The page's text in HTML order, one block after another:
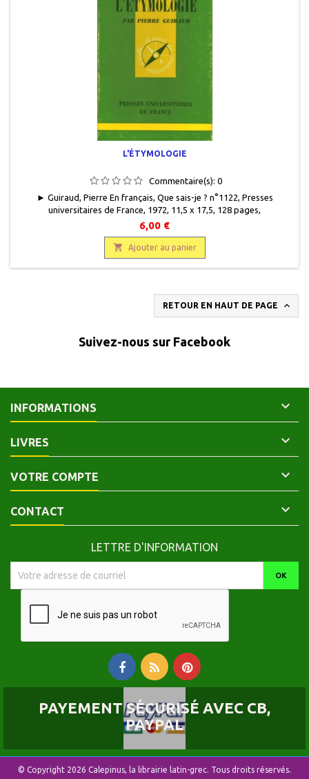
L'ÉTYMOLOGIE
Commentaire(s): 0
► Guiraud, Pierre En français, Que sais-je ? n°1122, Presses
universitaires de France, 1972, 11,5 x 17,5, 128 pages,
broché,occasion. Bon état. Couverture défraîchie, couleur passée sur
les bords. Bon état intérieur. 3e édition.
6,00 €
 Ajouter au panier
RETOUR EN HAUT DE PAGE 
Suivez-nous sur Facebook
INFORMATIONS 
LIVRES 
VOTRE COMPTE 
CONTACT 
LETTRE D'INFORMATION
PAYEMENT SÉCURISÉ AVEC CB,
PAYPAL
© Copyright 2026 Calepinus, la librairie latin-grec. Tous droits réservés.